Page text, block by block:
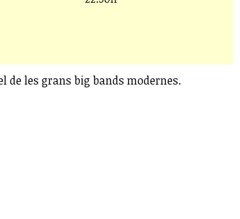
de les grans big bands modernes.